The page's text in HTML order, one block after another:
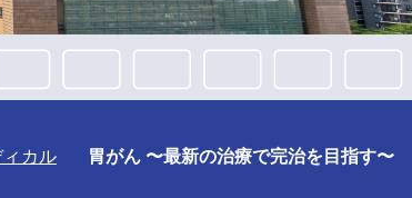
カル 胃がん 〜最新の治療で完治を目指す〜